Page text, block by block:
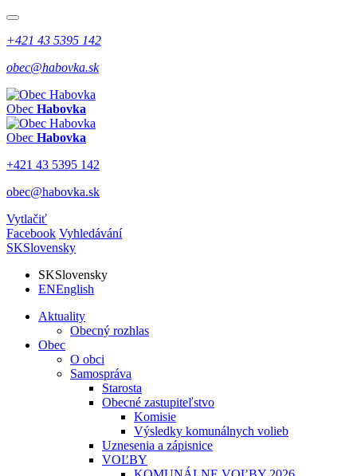
+421 43 5395 142
obec@habovka.sk
Obec Habovka
Obec Habovka
+421 43 5395 142
obec@habovka.sk
Vytlačiť
Facebook Vyhledávání
SKSlovensky
SKSlovensky
ENEnglish
Aktuality
Obecný rozhlas
Obec
O obci
Samospráva
Starosta
Obecné zastupiteľstvo
Komisie
Výsledky komunálnych volieb
Uznesenia a zápisnice
VOĽBY